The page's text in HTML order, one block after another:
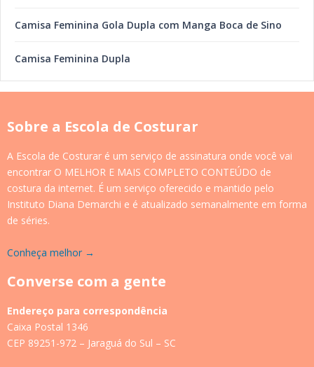
Camisa Feminina Gola Dupla com Manga Boca de Sino
Camisa Feminina Dupla
Sobre a Escola de Costurar
A Escola de Costurar é um serviço de assinatura onde você vai
encontrar O MELHOR E MAIS COMPLETO CONTEÚDO de
costura da internet. É um serviço oferecido e mantido pelo
Instituto Diana Demarchi e é atualizado semanalmente em forma
de séries.
Conheça melhor →
Converse com a gente
Endereço para correspondência
Caixa Postal 1346
CEP 89251-972 – Jaraguá do Sul – SC